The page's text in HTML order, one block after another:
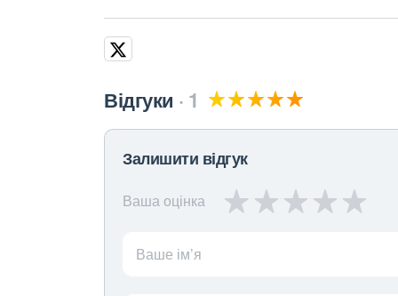
Відгуки 1
Залишити відгук
Ваша оцінка
Ваше ім’я